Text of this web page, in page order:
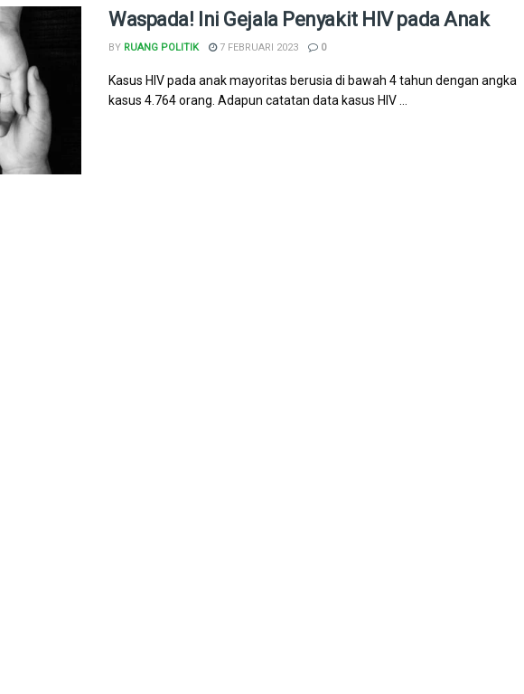
Waspada! Ini Gejala Penyakit HIV pada Anak
BY RUANG POLITIK 7 FEBRUARI 2023 0
Kasus HIV pada anak mayoritas berusia di bawah 4 tahun dengan angka
kasus 4.764 orang. Adapun catatan data kasus HIV ...